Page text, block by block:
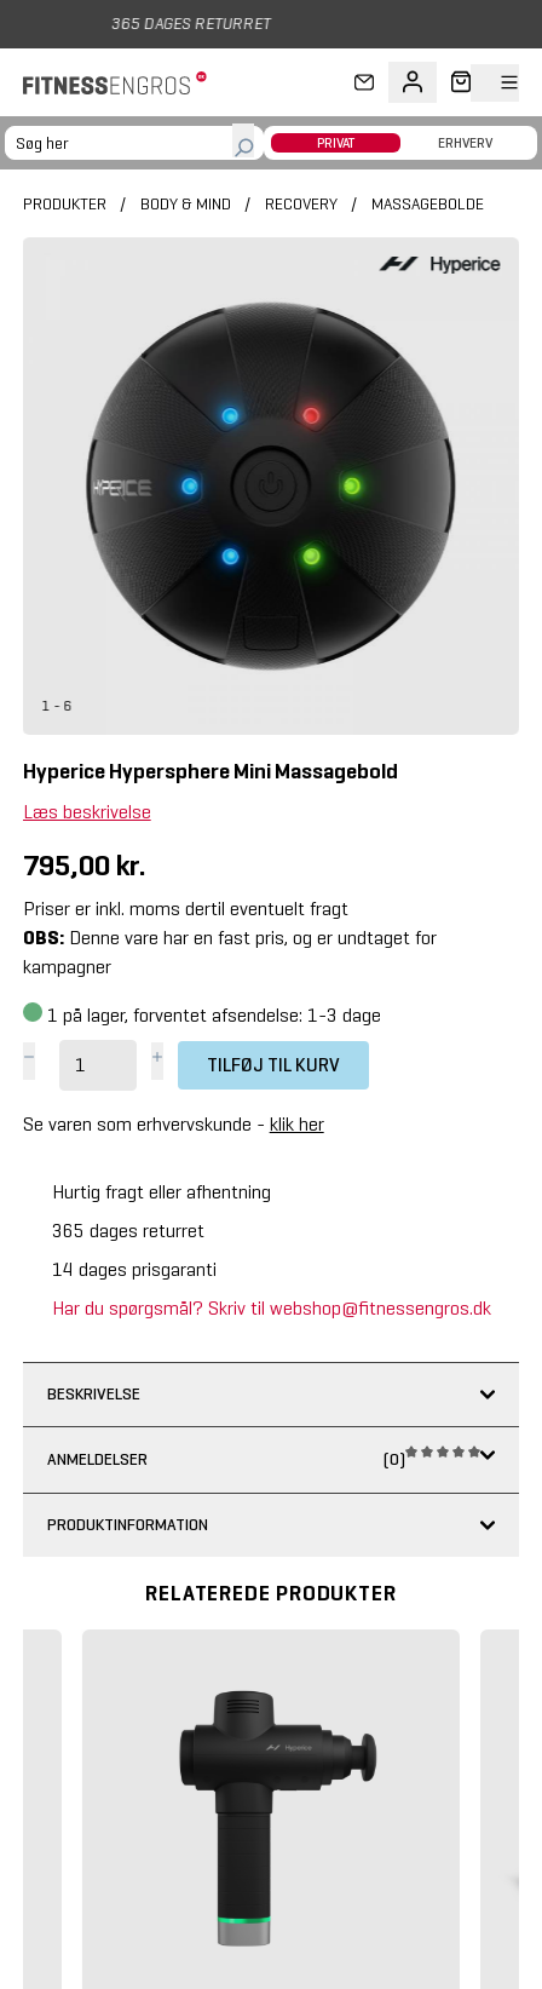
Gå til hovedindhold
RETURRET
PRIVAT ERHVERV
PRODUKTER / BODY & MIND / RECOVERY / MASSAGEBOLDE
1 - 6
Hyperice Hypersphere Mini Massagebold
Læs beskrivelse
795,00 kr.
Priser er inkl. moms dertil eventuelt fragt
OBS:Denne vare har en fast pris, og er undtaget for
kampagner
1 på lager, forventet afsendelse: 1-3 dage
TILFØJ TIL KURV
Se varen som erhvervskunde - klik her
Hurtig fragt eller afhentning
365 dages returret
14 dages prisgaranti
Har du spørgsmål? Skriv til webshop@fitnessengros.dk
BESKRIVELSE
ANMELDELSER (0)
PRODUKTINFORMATION
RELATEREDE PRODUKTER